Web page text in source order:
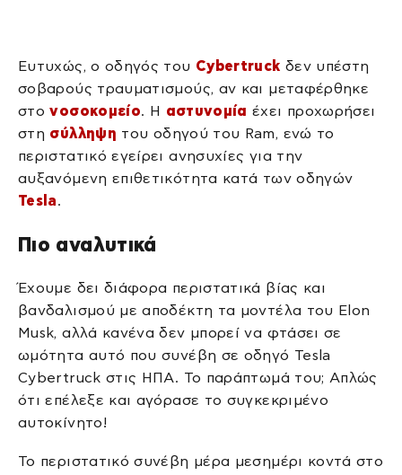
Ευτυχώς, ο οδηγός του Cybertruck δεν υπέστη
σοβαρούς τραυματισμούς, αν και μεταφέρθηκε
στονοσοκομείο. Η αστυνομία έχει προχωρήσει
στη σύλληψη του οδηγού του Ram, ενώ το
περιστατικό εγείρει ανησυχίες για την
αυξανόμενη επιθετικότητα κατά των οδηγών
Tesla.
Πιο αναλυτικά
Έχουμε δει διάφορα περιστατικά βίας και
βανδαλισμού με αποδέκτη τα μοντέλα του Elon
Musk, αλλά κανένα δεν μπορεί να φτάσει σε
ωμότητα αυτό που συνέβη σε οδηγό Tesla
Cybertruck στις ΗΠΑ. Το παράπτωμά του; Απλώς
ότι επέλεξε και αγόρασε το συγκεκριμένο
αυτοκίνητο!
Το περιστατικό συνέβη μέρα μεσημέρι κοντά στο